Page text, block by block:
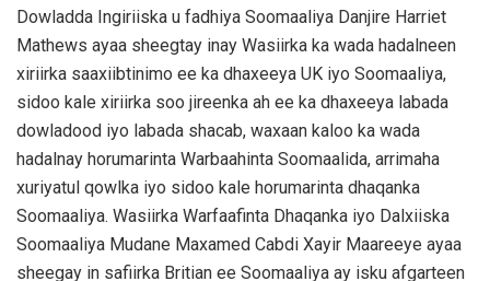
Dowladda Ingiriiska u fadhiya Soomaaliya Danjire Harriet
Mathews ayaa sheegtay inay Wasiirka ka wada hadalneen
xiriirka saaxiibtinimo ee ka dhaxeeya UK iyo Soomaaliya,
sidoo kale xiriirka soo jireenka ah ee ka dhaxeeya labada
dowladood iyo labada shacab, waxaan kaloo ka wada
hadalnay horumarinta Warbaahinta Soomaalida, arrimaha
xuriyatul qowlka iyo sidoo kale horumarinta dhaqanka
Soomaaliya. Wasiirka Warfaafinta Dhaqanka iyo Dalxiiska
Soomaaliya Mudane Maxamed Cabdi Xayir Maareeye ayaa
sheegay in safiirka Britian ee Soomaaliya ay isku afgarteen